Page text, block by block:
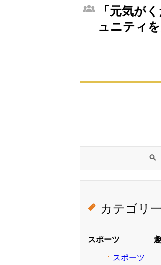
「元気が
ュニティ
カテゴリ
スポーツ
スポーツ